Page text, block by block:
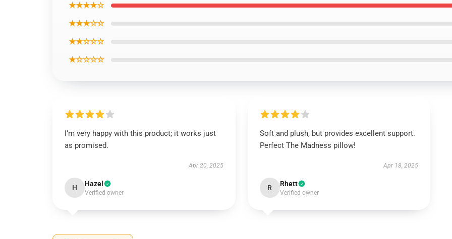
★★★★☆
★★★☆☆
★★☆☆☆
★☆☆☆☆
I’m very happy with this product; it works just
as promised.
Apr 20, 2025
H Hazel
Verified owner
Soft and plush, but provides excellent support.
Perfect The Madness pillow!
Apr 18, 2025
R Rhett
Verified owner